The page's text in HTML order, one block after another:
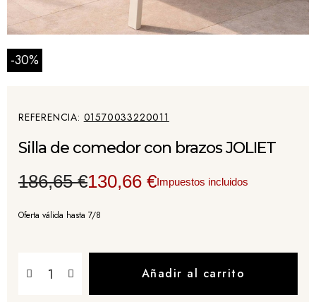
-30%
REFERENCIA 01570033220011
Silla de comedor con brazos JOLIET
186,65 €130,66 €Impuestos incluidos
Oferta válida hasta 7/8
Añadir al carrito